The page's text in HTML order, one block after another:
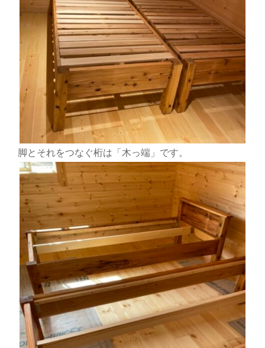
脚とそれをつなぐ桁は「木っ端」です。